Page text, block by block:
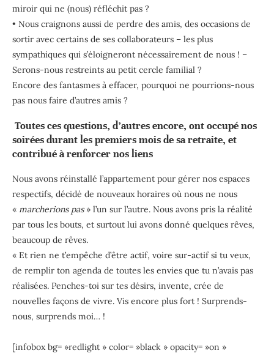
miroir qui ne (nous) réfléchit pas ?
• Nous craignons aussi de perdre des amis, des occasions de
sortir avec certains de ses collaborateurs – les plus
sympathiques qui s’éloigneront nécessairement de nous ! –
Serons-nous restreints au petit cercle familial ?
Encore des fantasmes à effacer, pourquoi ne pourrions-nous
pas nous faire d’autres amis ?
Toutes ces questions, d’autres encore, ont occupé nos
soirées durant les premiers mois de sa retraite, et
contribué à renforcer nos liens
Nous avons réinstallé l’appartement pour gérer nos espaces
respectifs, décidé de nouveaux horaires où nous ne nous
« marcherions pas» l’un sur l’autre. Nous avons pris la réalité
par tous les bouts, et surtout lui avons donné quelques rêves,
beaucoup de rêves.
« Et rien ne t’empêche d’être actif, voire sur-actif si tu veux,
de remplir ton agenda de toutes les envies que tu n’avais pas
réalisées. Penches-toi sur tes désirs, invente, crée de
nouvelles façons de vivre. Vis encore plus fort ! Surprends-
nous, surprends moi… !
[infobox bg= »redlight » color= »black » opacity= »on »